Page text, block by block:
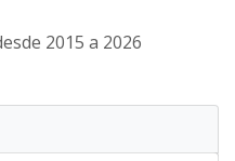
2015 a 2026